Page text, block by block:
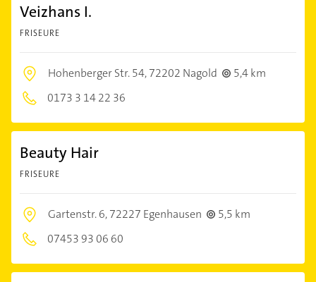
Veizhans I.
FRISEURE
Hohenberger Str. 54,72202 Nagold
5,4 km
0173 3 14 22 36
Beauty Hair
FRISEURE
Gartenstr. 6,72227 Egenhausen
5,5 km
07453 93 06 60